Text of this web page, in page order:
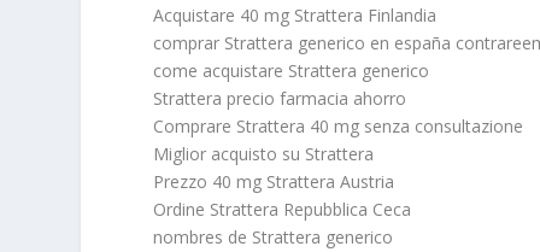
Acquistare 40 mg Strattera Finlandia
comprar Strattera generico en españa
come acquistare Strattera generico
Strattera precio farmacia ahorro
Comprare Strattera 40 mg senza consultazione
Miglior acquisto su Strattera
Prezzo 40 mg Strattera Austria
Ordine Strattera Repubblica Ceca
nombres de Strattera generico